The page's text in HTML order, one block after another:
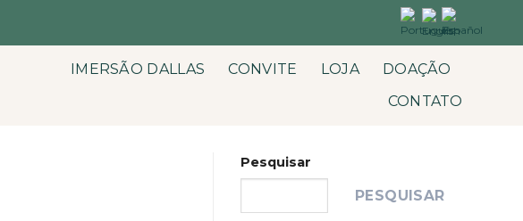
IMERSÃO DALLAS CONVITE LOJA
DOAÇÃO
CONTATO
Pesquisar
PESQUISAR